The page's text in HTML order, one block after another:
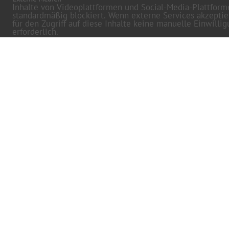
Inhalte von Videoplattformen und Social-Media-
standardmäßig blockiert. Wenn externe Services
für den Zugriff auf diese Inhalte keine manuelle
erforderlich.